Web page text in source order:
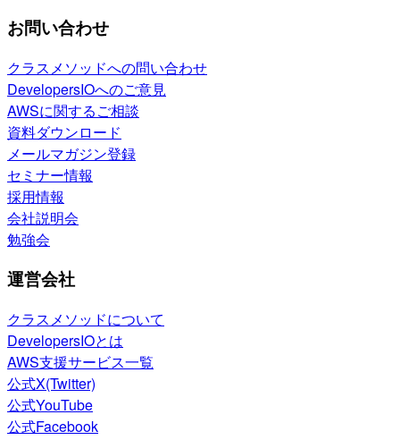
お問い合わせ
クラスメソッドへの問い合わせ
DevelopersIOへのご意見
AWSに関するご相談
資料ダウンロード
メールマガジン登録
セミナー情報
採用情報
会社説明会
勉強会
運営会社
クラスメソッドについて
DevelopersIOとは
AWS支援サービス一覧
公式X(Twitter)
公式YouTube
公式Facebook